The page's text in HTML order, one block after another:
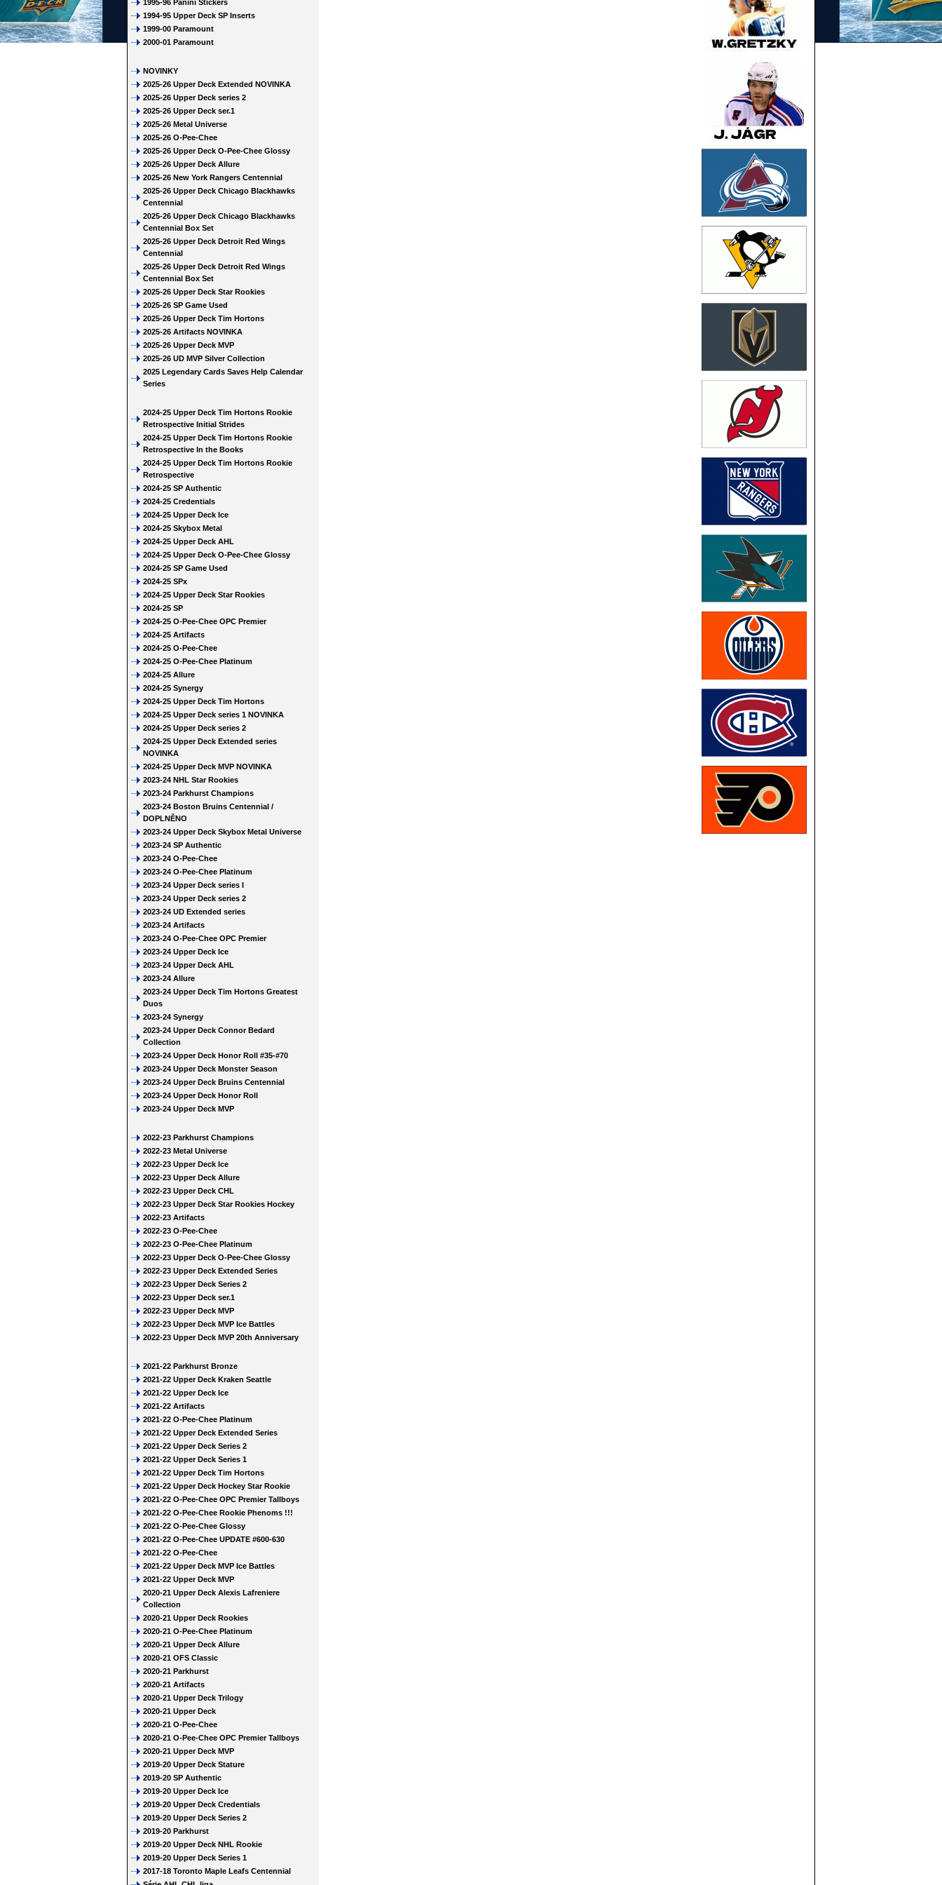
1995-96 Panini Stickers
1994-95 Upper Deck SP Inserts
1999-00 Paramount
2000-01 Paramount
NOVINKY
2025-26 Upper Deck Extended NOVINKA
2025-26 Upper Deck series 2
2025-26 Upper Deck ser.1
2025-26 Metal Universe
2025-26 O-Pee-Chee
2025-26 Upper Deck O-Pee-Chee Glossy
2025-26 Upper Deck Allure
2025-26 New York Rangers Centennial
2025-26 Upper Deck Chicago Blackhawks
Centennial
2025-26 Upper Deck Chicago Blackhawks
Centennial Box Set
2025-26 Upper Deck Detroit Red Wings
Centennial
2025-26 Upper Deck Detroit Red Wings
Centennial Box Set
2025-26 Upper Deck Star Rookies
2025-26 SP Game Used
2025-26 Upper Deck Tim Hortons
2025-26 Artifacts NOVINKA
2025-26 Upper Deck MVP
2025-26 UD MVP Silver Collection
2025 Legendary Cards Saves Help Calendar
Series
2024-25 Upper Deck Tim Hortons Rookie
Retrospective Initial Strides
2024-25 Upper Deck Tim Hortons Rookie
Retrospective In the Books
2024-25 Upper Deck Tim Hortons Rookie
Retrospective
2024-25 SP Authentic
2024-25 Credentials
2024-25 Upper Deck Ice
2024-25 Skybox Metal
2024-25 Upper Deck AHL
2024-25 Upper Deck O-Pee-Chee Glossy
2024-25 SP Game Used
2024-25 SPx
2024-25 Upper Deck Star Rookies
2024-25 SP
2024-25 O-Pee-Chee OPC Premier
2024-25 Artifacts
2024-25 O-Pee-Chee
2024-25 O-Pee-Chee Platinum
2024-25 Allure
2024-25 Synergy
2024-25 Upper Deck Tim Hortons
2024-25 Upper Deck series 1 NOVINKA
2024-25 Upper Deck series 2
2024-25 Upper Deck Extended series
NOVINKA
2024-25 Upper Deck MVP NOVINKA
2023-24 NHL Star Rookies
2023-24 Parkhurst Champions
2023-24 Boston Bruins Centennial /
DOPLNĚNO
2023-24 Upper Deck Skybox Metal Universe
2023-24 SP Authentic
2023-24 O-Pee-Chee
2023-24 O-Pee-Chee Platinum
2023-24 Upper Deck series I
2023-24 Upper Deck series 2
2023-24 UD Extended series
2023-24 Artifacts
2023-24 O-Pee-Chee OPC Premier
2023-24 Upper Deck Ice
2023-24 Upper Deck AHL
2023-24 Allure
2023-24 Upper Deck Tim Hortons Greatest
Duos
2023-24 Synergy
2023-24 Upper Deck Connor Bedard
Collection
2023-24 Upper Deck Honor Roll #35-#70
2023-24 Upper Deck Monster Season
2023-24 Upper Deck Bruins Centennial
2023-24 Upper Deck Honor Roll
2023-24 Upper Deck MVP
2022-23 Parkhurst Champions
2022-23 Metal Universe
2022-23 Upper Deck Ice
2022-23 Upper Deck Allure
2022-23 Upper Deck CHL
2022-23 Upper Deck Star Rookies Hockey
2022-23 Artifacts
2022-23 O-Pee-Chee
2022-23 O-Pee-Chee Platinum
2022-23 Upper Deck O-Pee-Chee Glossy
2022-23 Upper Deck Extended Series
2022-23 Upper Deck Series 2
2022-23 Upper Deck ser.1
2022-23 Upper Deck MVP
2022-23 Upper Deck MVP Ice Battles
2022-23 Upper Deck MVP 20th Anniversary
2021-22 Parkhurst Bronze
2021-22 Upper Deck Kraken Seattle
2021-22 Upper Deck Ice
2021-22 Artifacts
2021-22 O-Pee-Chee Platinum
2021-22 Upper Deck Extended Series
2021-22 Upper Deck Series 2
2021-22 Upper Deck Series 1
2021-22 Upper Deck Tim Hortons
2021-22 Upper Deck Hockey Star Rookie
2021-22 O-Pee-Chee OPC Premier Tallboys
2021-22 O-Pee-Chee Rookie Phenoms !!!
2021-22 O-Pee-Chee Glossy
2021-22 O-Pee-Chee UPDATE #600-630
2021-22 O-Pee-Chee
2021-22 Upper Deck MVP Ice Battles
2021-22 Upper Deck MVP
2020-21 Upper Deck Alexis Lafreniere
Collection
2020-21 Upper Deck Rookies
2020-21 O-Pee-Chee Platinum
2020-21 Upper Deck Allure
2020-21 OFS Classic
2020-21 Parkhurst
2020-21 Artifacts
2020-21 Upper Deck Trilogy
2020-21 Upper Deck
2020-21 O-Pee-Chee
2020-21 O-Pee-Chee OPC Premier Tallboys
2020-21 Upper Deck MVP
2019-20 Upper Deck Stature
2019-20 SP Authentic
2019-20 Upper Deck Ice
2019-20 Upper Deck Credentials
2019-20 Upper Deck Series 2
2019-20 Parkhurst
2019-20 Upper Deck NHL Rookie
2019-20 Upper Deck Series 1
2017-18 Toronto Maple Leafs Centennial